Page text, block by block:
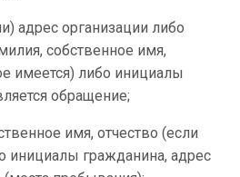
адрес организации либо
собственное имя,
имеется) либо инициалы
обращение;
имя, отчество (если
инициалы гражданина, адрес